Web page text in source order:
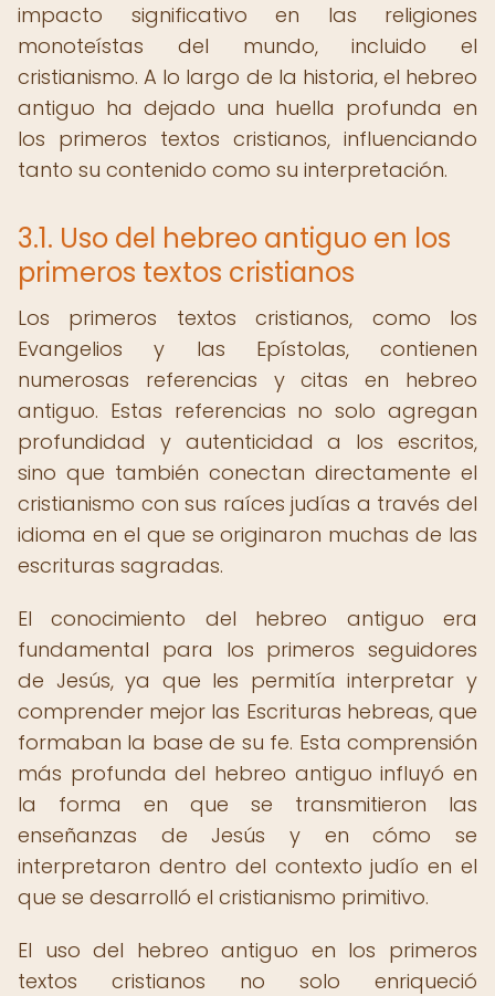
impacto significativo en las religiones
monoteístas del mundo, incluido el
cristianismo. A lo largo de la historia, el hebreo
antiguo ha dejado una huella profunda en
los primeros textos cristianos, influenciando
tanto su contenido como su interpretación.
3.1. Uso del hebreo antiguo en los
primeros textos cristianos
Los primeros textos cristianos, como los
Evangelios y las Epístolas, contienen
numerosas referencias y citas en hebreo
antiguo. Estas referencias no solo agregan
profundidad y autenticidad a los escritos,
sino que también conectan directamente el
cristianismo con sus raíces judías a través del
idioma en el que se originaron muchas de las
escrituras sagradas.
El conocimiento del hebreo antiguo era
fundamental para los primeros seguidores
de Jesús, ya que les permitía interpretar y
comprender mejor las Escrituras hebreas, que
formaban la base de su fe. Esta comprensión
más profunda del hebreo antiguo influyó en
la forma en que se transmitieron las
enseñanzas de Jesús y en cómo se
interpretaron dentro del contexto judío en el
que se desarrolló el cristianismo primitivo.
El uso del hebreo antiguo en los primeros
textos cristianos no solo enriqueció